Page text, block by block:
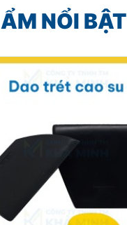
NỔI BẬT